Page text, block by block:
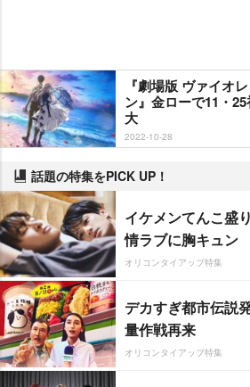
『劇場版 ヴァイオ
ン』金ローで11・
大
2022-10-28
話題の特集をPICK UP！
イケメンてんこ盛
情ラブに胸キュン
オリコンタイアップ特集
デカすぎ都市伝説
量作戦再来
オリコンタイアップ特集